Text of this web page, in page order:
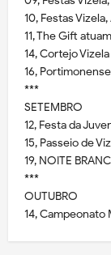
10, Festas Vizela,
11, The Gift
14, Cortejo
16,
***
SETEMBRO
12, Festa da
15, Passeio de
19, NOITE
***
OUTUBRO
14, Campeonato